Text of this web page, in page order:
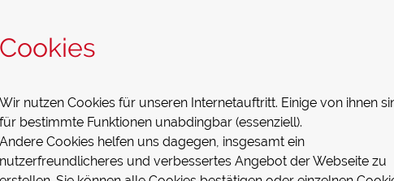
– als Ausdruck oder
Cookies
Wir nutzen Cookies für unseren Internetauftritt. Einige von ihnen
für bestimmte Funktionen unabdingbar (essenziell).
Andere Cookies helfen uns dagegen, insgesamt ein
nutzerfreundlicheres und verbessertes Angebot der Webseite zu